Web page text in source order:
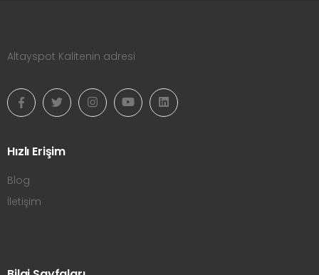
Altayspot Kalitenin adresi
Hızlı Erişim
Blog
İletişim